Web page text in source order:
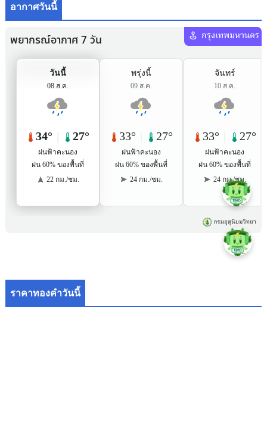
อากาศวันนี้
ราคาทองคำวันนี้